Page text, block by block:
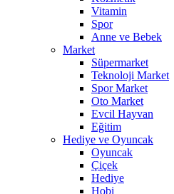
Vitamin
Spor
Anne ve Bebek
Market
Süpermarket
Teknoloji Market
Spor Market
Oto Market
Evcil Hayvan
Eğitim
Hediye ve Oyuncak
Oyuncak
Çiçek
Hediye
Hobi